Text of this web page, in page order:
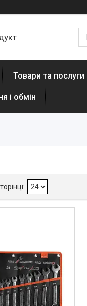
Товари та послуги
і обмін